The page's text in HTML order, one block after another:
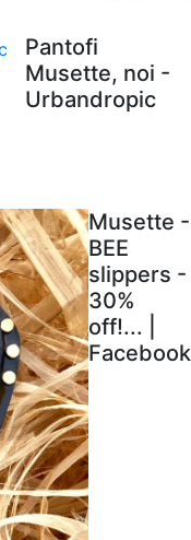
Pantofi
Musette, noi -
Urbandropic
Musette -
BEE
slippers -
30%
off!... |
Facebook